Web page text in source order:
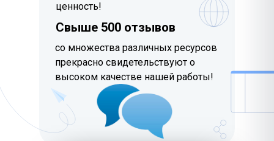
ценность!
со множества различных ресурсов
прекрасно свидетельствуют о
высоком качестве нашей работы!
Свыше 500 отзывов